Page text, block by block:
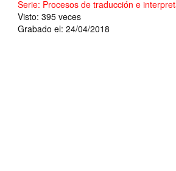
Serie: Procesos de traducción e
Visto: 395 veces
Grabado el: 24/04/2018